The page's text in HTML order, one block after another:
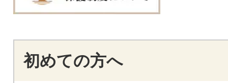
初めての方へ